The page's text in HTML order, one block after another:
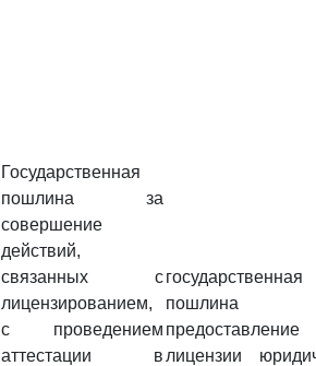
Государственная
пошлина за
совершение
действий,
связанных с
лицензированием,
с проведением
аттестации в
государственная
предоставление
лицензии